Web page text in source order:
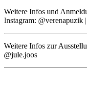
Weitere Infos und
Instagram: @verenapuzik |
Weitere Infos zur
@jule.joos